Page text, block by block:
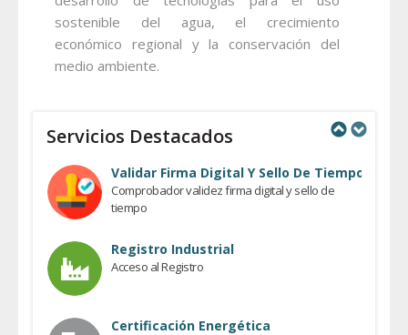
sostenible del agua, el crecimiento
económico regional y la conservación del
medio ambiente.
Servicios Destacados
Validar Firma Digital Y Sello De Tiempo
Comprobador validez firma digital y sello de
tiempo
Registro Industrial
Acceso al Registro
Certificación Energética
Previous